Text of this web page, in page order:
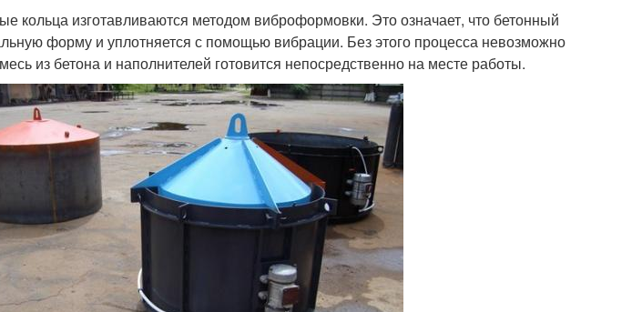
кольца изготавливаются методом виброформовки. Это означает, что бетонный
форму и уплотняется с помощью вибрации. Без этого процесса невозможно
из бетона и наполнителей готовится непосредственно на месте работы.